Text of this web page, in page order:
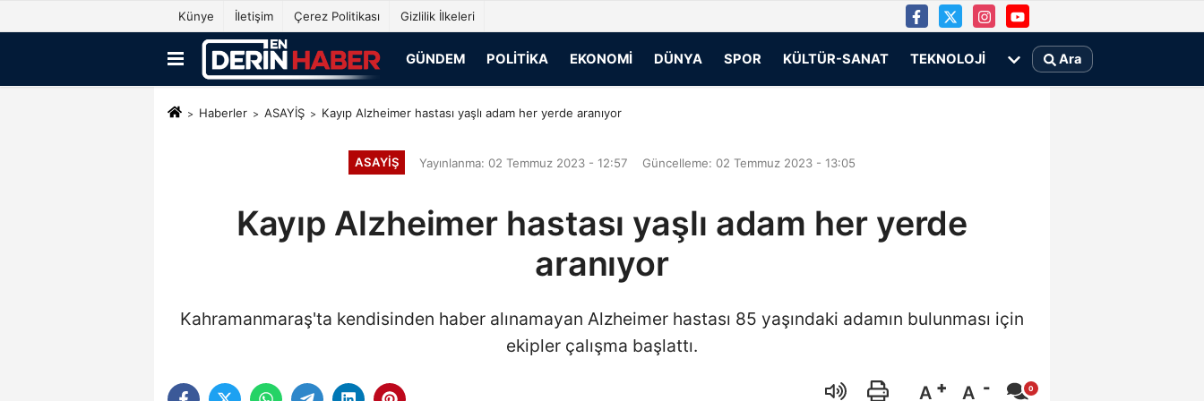
Künye İletişim Çerez Politikası Gizlilik İlkeleri
GÜNDEM POLITIKA EKONOMI DÜNYA SPOR KÜLTÜR-SANAT TEKNOLOJI Ara
Haberler ASAYİŞ Kayıp Alzheimer hastası yaşlı adam her yerde aranıyor
ASAYİŞ Yayınlanma: 02 Temmuz 2023 - 12:57 Güncelleme: 02 Temmuz 2023 - 13:05
Kayıp Alzheimer hastası yaşlı adam her yerde
aranıyor
Kahramanmaraş'ta kendisinden haber alınamayan Alzheimer hastası 85 yaşındaki adamın bulunması için
ekipler çalışma başlattı.
A A